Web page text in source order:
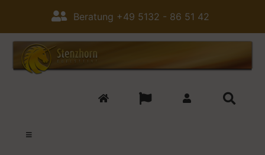
Beratung +49 5132 - 86 51 42